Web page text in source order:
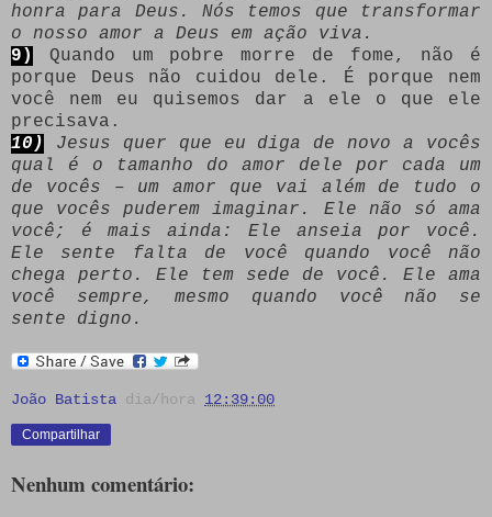
honra para Deus. Nós temos que transformar
o nosso amor a Deus em ação viva.
9)
Quando um pobre morre de fome, não é
porque Deus não cuidou dele. É porque nem
você nem eu quisemos dar a ele o que ele
precisava.
10)
Jesus quer que eu diga de novo a vocês
qual é o tamanho do amor dele por cada um
de vocês – um amor que vai além de tudo o
que vocês puderem imaginar. Ele não só ama
você; é mais ainda: Ele anseia por você.
Ele sente falta de você quando você não
chega perto. Ele tem sede de você. Ele ama
você sempre, mesmo quando você não se
sente digno.
João Batista dia/hora 12:39:00
Compartilhar
Nenhum comentário: